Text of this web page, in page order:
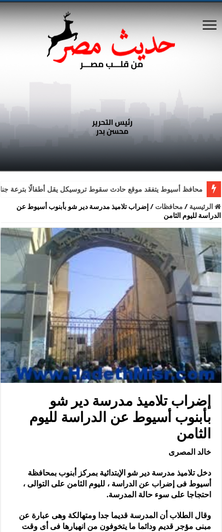
محافظ أسيوط يتفقد موقع حادث سقوط تروسيكل يقل أطفالًا بترعة
الرئيسية / محافظات /إضراب تلاميذ مدرسة دير شو بأبنوب أسيوط عن
الدراسة‎ لليوم الثامن
إضراب تلاميذ مدرسة دير شو
بأبنوب أسيوط عن الدراسة‎ لليوم
الثامن
خالد المصرى
دخل تلاميذ مدرسة دير شو الإبتدائية بمركز أبنوب بمحافظة
أسيوط فى إضراب عن الدراسة ، لليوم الثامن على التوالى ،
احتجاجا على سوء حالة المدرسة.
وقال الطلاب أن المدرسة قديما جدا ومتهالكة وهى عبارة عن
مبنى مؤجر قديم ودائما ما يتخوفون من انهيارها فى أى وقت